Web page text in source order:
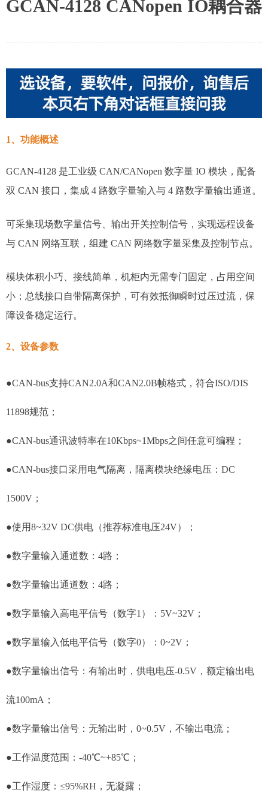
GCAN-4128 CANopen IO耦合器
1、功能概述
GCAN-4128 是工业级 CAN/CANopen 数字量 IO 模块，配备
双 CAN 接口，集成 4 路数字量输入与 4 路数字量输出通道。
可采集现场数字量信号、输出开关控制信号，实现远程设备
与 CAN 网络互联，组建 CAN 网络数字量采集及控制节点。
模块体积小巧、接线简单，机柜内无需专门固定，占用空间
小；总线接口自带隔离保护，可有效抵御瞬时过压过流，保
障设备稳定运行。
2、设备参数
●CAN-bus支持CAN2.0A和CAN2.0B帧格式，符合ISO/DIS
11898规范；
●CAN-bus通讯波特率在10Kbps~1Mbps之间任意可编程；
●CAN-bus接口采用电气隔离，隔离模块绝缘电压：DC
1500V；
●使用8~32V DC供电（推荐标准电压24V）；
●数字量输入通道数：4路；
●数字量输出通道数：4路；
●数字量输入高电平信号（数字1）：5V~32V；
●数字量输入低电平信号（数字0）：0~2V；
●数字量输出信号：有输出时，供电电压-0.5V，额定输出电
流100mA；
●数字量输出信号：无输出时，0~0.5V，不输出电流；
●工作温度范围：-40℃~+85℃；
●工作湿度：≤95%RH，无凝露；